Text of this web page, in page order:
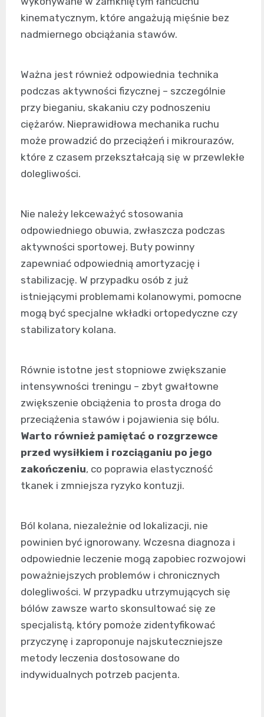
kinematycznym, które angażują mięśnie bez
nadmiernego obciążania stawów.
Ważna jest również odpowiednia technika
podczas aktywności fizycznej – szczególnie
przy bieganiu, skakaniu czy podnoszeniu
ciężarów. Nieprawidłowa mechanika ruchu
może prowadzić do przeciążeń i mikrourazów,
które z czasem przekształcają się w przewlekłe
dolegliwości.
Nie należy lekceważyć stosowania
odpowiedniego obuwia, zwłaszcza podczas
aktywności sportowej. Buty powinny
zapewniać odpowiednią amortyzację i
stabilizację. W przypadku osób z już
istniejącymi problemami kolanowymi, pomocne
mogą być specjalne wkładki ortopedyczne czy
stabilizatory kolana.
Równie istotne jest stopniowe zwiększanie
intensywności treningu – zbyt gwałtowne
zwiększenie obciążenia to prosta droga do
przeciążenia stawów i pojawienia się bólu.
Warto również pamiętać o rozgrzewce
przed wysiłkiem i rozciąganiu po jego
zakończeniu, co poprawia elastyczność
tkanek i zmniejsza ryzyko kontuzji.
Ból kolana, niezależnie od lokalizacji, nie
powinien być ignorowany. Wczesna diagnoza i
odpowiednie leczenie mogą zapobiec rozwojowi
poważniejszych problemów i chronicznych
dolegliwości. W przypadku utrzymujących się
bólów zawsze warto skonsultować się ze
specjalistą, który pomoże zidentyfikować
przyczynę i zaproponuje najskuteczniejsze
metody leczenia dostosowane do
indywidualnych potrzeb pacjenta.